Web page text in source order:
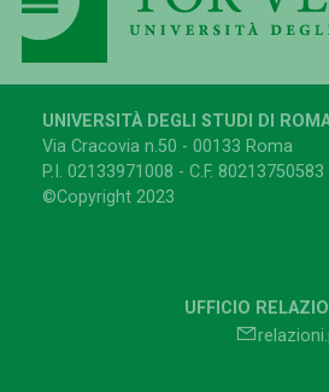
UNIVERSITÀ DEGLI STUDI DI
Via Cracovia n.50 - 00133 Roma
P.I. 02133971008 - C.F. 80213750583
©Copyright 2023
UFFICIO